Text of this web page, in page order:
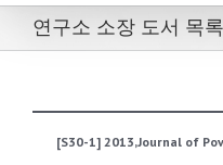
연구소 소장 도서 목록
[S30-1] 2013,Journal of